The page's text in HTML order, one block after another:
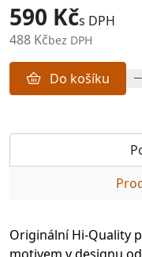
590 Kčs DPH
488 Kčbez DPH
Do košíku
Originální Hi-Quality